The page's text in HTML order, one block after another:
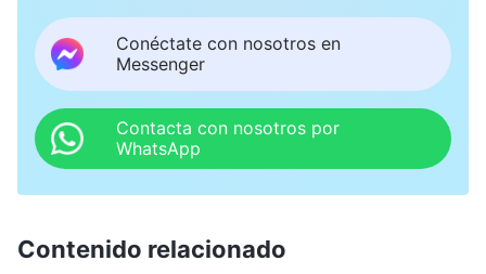
Conéctate con nosotros en
Messenger
Contacta con nosotros por
WhatsApp
Contenido relacionado